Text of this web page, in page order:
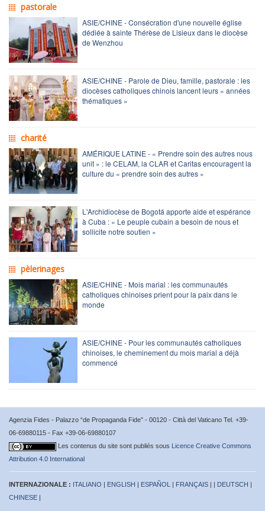
pastorale
ASIE/CHINE - Consécration d'une nouvelle église
dédiée à sainte Thérèse de Lisieux dans le diocèse
de Wenzhou
ASIE/CHINE - Parole de Dieu, famille, pastorale : les
diocèses catholiques chinois lancent leurs « années
thématiques »
charité
AMÉRIQUE LATINE - « Prendre soin des autres nous
unit » : le CELAM, la CLAR et Caritas encouragent la
culture du « prendre soin des autres »
L'Archidiocèse de Bogotá apporte aide et espérance
à Cuba : « Le peuple cubain a besoin de nous et
sollicite notre soutien »
pèlerinages
ASIE/CHINE - Mois marial : les communautés
catholiques chinoises prient pour la paix dans le
monde
ASIE/CHINE - Pour les communautés catholiques
chinoises, le cheminement du mois marial a déjà
commencé
Agenzia Fides - Palazzo “de Propaganda Fide” - 00120 - Città del Vaticano Tel. +39-
06-69880115 - Fax +39-06-69880107
Les contenus du site sont publiés sous Licence Creative Commons
Attribution 4.0 International
INTERNAZIONALE : ITALIANO | ENGLISH | ESPAÑOL | FRANÇAIS | | DEUTSCH |
CHINESE |